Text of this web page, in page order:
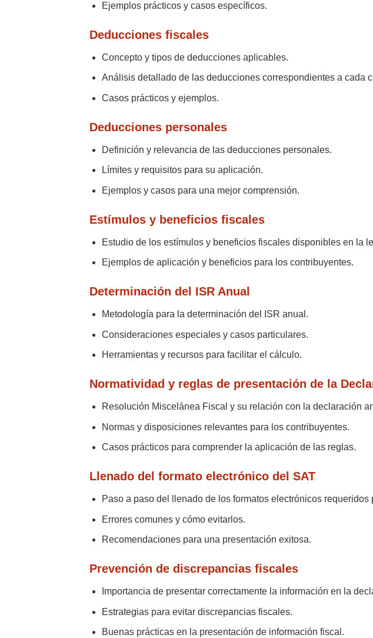
Ejemplos prácticos y casos específicos.
Deducciones fiscales
Concepto y tipos de deducciones aplicables.
Análisis detallado de las deducciones correspondientes a cada
Casos prácticos y ejemplos.
Deducciones personales
Definición y relevancia de las deducciones personales.
Límites y requisitos para su aplicación.
Ejemplos y casos para una mejor comprensión.
Estímulos y beneficios fiscales
Estudio de los estímulos y beneficios fiscales disponibles en la
Ejemplos de aplicación y beneficios para los contribuyentes.
Determinación del ISR Anual
Metodología para la determinación del ISR anual.
Consideraciones especiales y casos particulares.
Herramientas y recursos para facilitar el cálculo.
Normatividad y reglas de presentación de la
Resolución Miscelánea Fiscal y su relación con la declaración
Normas y disposiciones relevantes para los contribuyentes.
Casos prácticos para comprender la aplicación de las reglas.
Llenado del formato electrónico del SAT
Paso a paso del llenado de los formatos electrónicos
Errores comunes y cómo evitarlos.
Recomendaciones para una presentación exitosa.
Prevención de discrepancias fiscales
Importancia de presentar correctamente la información en la
Estrategias para evitar discrepancias fiscales.
Buenas prácticas en la presentación de información fiscal.